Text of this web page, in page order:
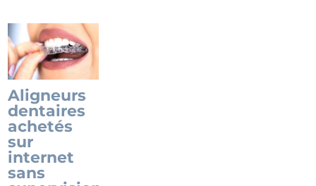
Aligneurs
dentaires
achetés
sur
internet
sans